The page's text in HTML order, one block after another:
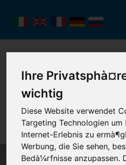
Ihre
wichtig
Diese Website verwendet
Targeting Technologien um
Internet-Erlebnis zu
Werbung, die Sie sehen,
Bedà¼rfnisse anzupassen.